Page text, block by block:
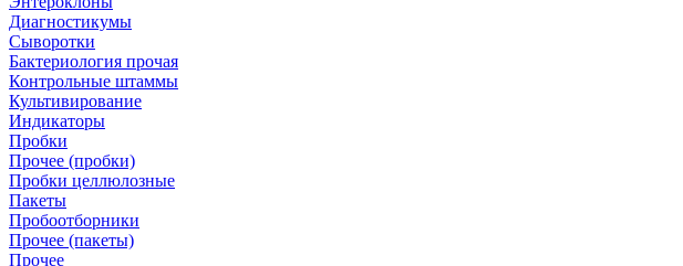
Диагностикумы
Сыворотки
Бактериология прочая
Контрольные штаммы
Культивирование
Индикаторы
Пробки
Прочее (пробки)
Пробки целлюлозные
Пакеты
Пробоотборники
Прочее (пакеты)
Прочее